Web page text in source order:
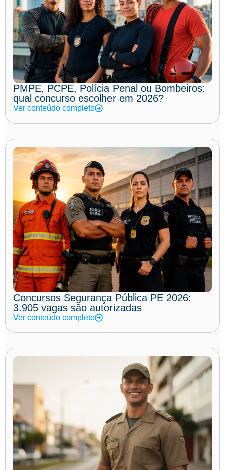
PMPE, PCPE, Polícia Penal ou Bombeiros:
qual concurso escolher em 2026?
Ver conteúdo completo
Concursos Segurança Pública PE 2026:
3.905 vagas são autorizadas
Ver conteúdo completo